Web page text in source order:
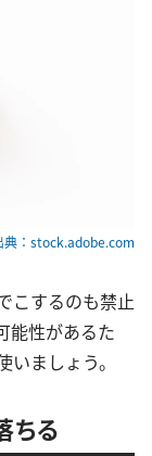
典：stock.adobe.com
こするのも禁止
能性があるた
ましょう。
ちる